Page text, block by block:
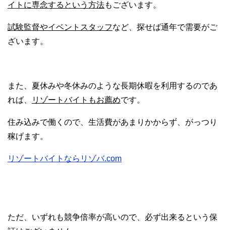
イトに専念するという方法もございます。
試験監督やイベントスタッフなど、探せば通年で需要がご
ざいます。
また、夏休みや冬休みのような長期休暇を利用するのであ
れば、
リゾートバイトもお薦めです。
住み込みで働くので、生活費があまりかからず、がっつり
稼げます。
リゾートバイトならリゾバ.com
ただ、いずれも競争倍率が高いので、必ず出来るという保